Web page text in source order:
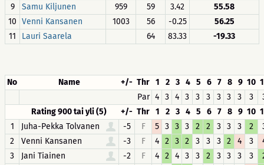
9
Samu Kiljunen 959 59 3.42
55.58
10 Venni Kansanen 1003 56 -0.25
56.25
11
Lauri Saarela 64 83.33 -19.33
No Name +/- Thr 1 2 3 4 5 6 7 8 9 10
Par 4 3 4 3 3 3 3 3 3 3
Rating 900 tai yli (5)
+/- Thr 1 2 3 4 5 6 7 8 9 10
1
Juha-Pekka Tolvanen -5 F 5 3 3 3 2 2 3 3 3 2
2
Venni Kansanen -3 F 4 2 3 2 3 3 3 2 4 3
3
Jani Tiainen -2 F 4 2 4 3 3 2 3 3 3 3